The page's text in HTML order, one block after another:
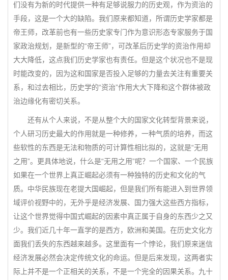
们没有为新的时代提供一种有足够说服力的历史观，作为资治的
手段，这是一个大的缺陷。我们原来都知道，所谓历史学家都是
帝王师，改革前也有一些历史家专门作为意识形态专家服务于国
家政治规划，是新型的“帝王师”，可改革后历史学的资治作用却
大大降低，这点我们历史学家也有责任。但是这个状况也不是现
时能改变的，因为这和国家是否投入足够的力量去关注有重要关
系，和过去相比，历史学的“资治”作用大大下降和这个群体被政
治边缘化有密切关系。
还有从个人来说，不是从整个大的国家文化转型背景来说，
个人研习历史最大的作用就是一种修养，一种气质的培养，而这
些软性的东西是无法和物质的可计算性相比拟的，这就是“无用
之用”。更具体地说，什么是“无用之用”呢？一个国家、一个民族
如果在一个世界上真正崛起必须有一种独特的历史和文化的气
质。中华民族现在老提大国崛起，但是我们所有能进入到世界领
域评价视野中的，无外乎是经济发展、国力强大这些西方指标，
让这个世界觉得中国式崛起的因素中真正属于自身的东西少之又
少。我们近几十年一直学的是西方，欧洲和美国。在历史文化方
面我们丢失的东西越来越多。这里面有一个悖论，我们原来迷信
经济发展必然会决定传统文化的命运。但是后来发现，这两者实
际上并不是一个正相关的关系，不是一个完全的因果关系。九十